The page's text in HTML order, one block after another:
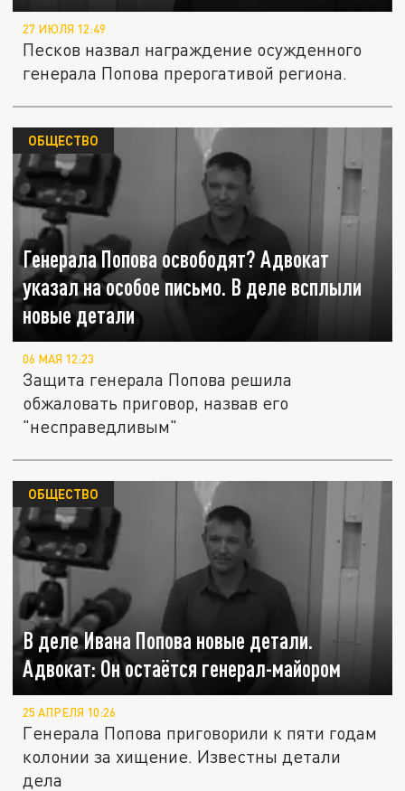
27 ИЮЛЯ 12:49
Песков назвал награждение осужденного
генерала Попова прерогативой региона.
Генерала Попова освободят? Адвокат
указал на особое письмо. В деле всплыли
новые детали
ОБЩЕСТВО
06 МАЯ 12:23
Защита генерала Попова решила
обжаловать приговор, назвав его
"несправедливым"
В деле Ивана Попова новые детали.
Адвокат: Он остаётся генерал-майором
ОБЩЕСТВО
25 АПРЕЛЯ 10:26
Генерала Попова приговорили к пяти годам
колонии за хищение. Известны детали
дела